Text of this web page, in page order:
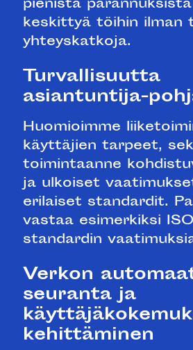
pienistä
keskittyä töihin ilman
yhteyskatkoja.
Turvallisuutta
asiantuntija-
Huomioimme
käyttäjien tarpeet,
toimintaanne
ja ulkoiset
erilaiset standardit.
vastaa esimerkiksi
standardin
Verkon
seuranta ja
kehittäminen